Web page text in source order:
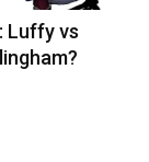
Luffy vs